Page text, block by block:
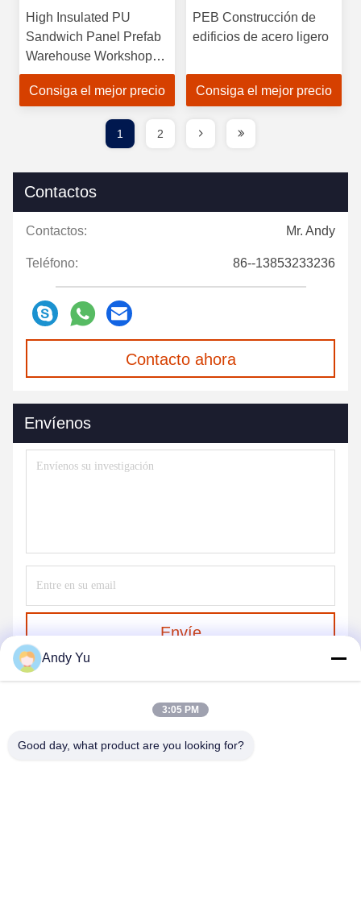
High Insulated PU
Sandwich Panel Prefab
Warehouse Workshops
And Commercial
Buildings
Consiga el mejor precio
PEB Construcción de
edificios de acero ligero
Consiga el mejor precio
1 2
Contactos
Contactos: Mr. Andy
Teléfono: 86--13853233236
Contacto ahora
Envíenos
Envíe
Andy Yu
3:05 PM
Good day, what product are you looking for?